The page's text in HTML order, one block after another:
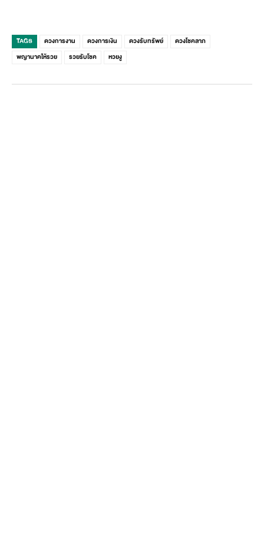
TAGS ดวงการงาน ดวงการเงิน ดวงรับทรัพย์
ดวงโชคลาภ
พญานาคให้รวย
รวยรับโชค หวยงู